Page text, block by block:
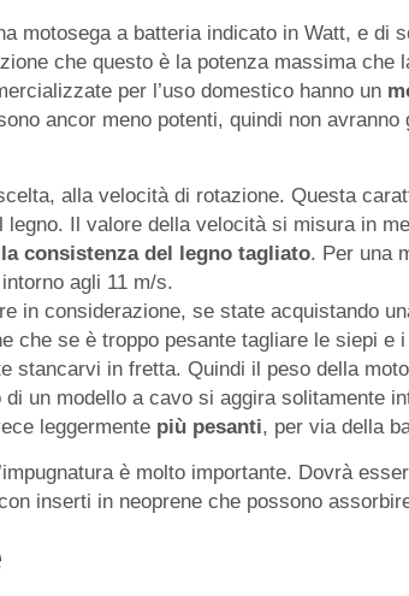
motosega a batteria indicato in Watt, e di
che questo è la potenza massima che
per l’uso domestico hanno un
ancor meno potenti, quindi non
alla velocità di rotazione. Questa
legno. Il valore della velocità si misura in
consistenza del legno tagliato. Per una
agli 11 m/s.
in considerazione, se state acquistando
che se è troppo pesante tagliare le siepi e
stancarvi in fretta. Quindi il peso della
un modello a cavo si aggira solitamente
leggermente più pesanti, per via della
è molto importante. Dovrà
inserti in neoprene che possono